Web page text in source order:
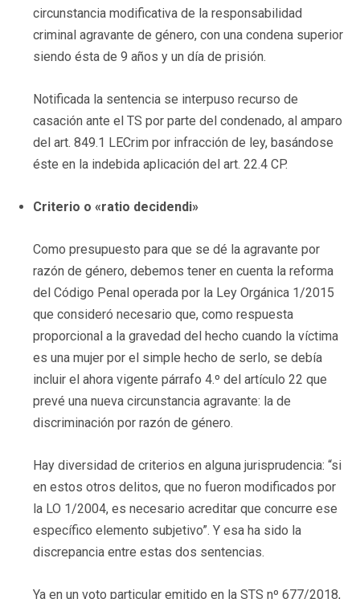
circunstancia modificativa de la responsabilidad
criminal agravante de género, con una condena superior
siendo ésta de 9 años y un día de prisión.
Notificada la sentencia se interpuso recurso de
casación ante el TS por parte del condenado, al amparo
del art. 849.1 LECrim por infracción de ley, basándose
éste en la indebida aplicación del art. 22.4 CP.
Criterio o «ratio decidendi»
Como presupuesto para que se dé la agravante por
razón de género, debemos tener en cuenta la reforma
del Código Penal operada por la Ley Orgánica 1/2015
que consideró necesario que, como respuesta
proporcional a la gravedad del hecho cuando la víctima
es una mujer por el simple hecho de serlo, se debía
incluir el ahora vigente párrafo 4.º del artículo 22 que
prevé una nueva circunstancia agravante: la de
discriminación por razón de género.
Hay diversidad de criterios en alguna jurisprudencia: “si
en estos otros delitos, que no fueron modificados por
la LO 1/2004, es necesario acreditar que concurre ese
específico elemento subjetivo”. Y esa ha sido la
discrepancia entre estas dos sentencias.
Ya en un voto particular emitido en la STS nº 677/2018,